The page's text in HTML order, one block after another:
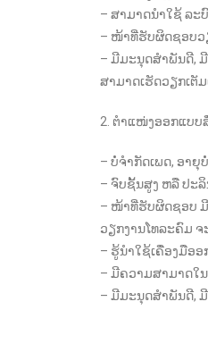
– ສາມາດນຳໃຊ້ ລະ
– ໜ້າທີ່ຮັບຜິດຊອບວ
– ມີມະນຸດສຳພັນດີ,
ສາມາດເຮັດວຽກເຕັ
2. ຕຳແໜ່ງອອກແບບ
– ບໍ່ຈຳກັດເພດ, ອາຍຸ
– ຈົບຊັ້ນສູງ ຫລື ປະ
– ໜ້າທີ່ຮັບຜິດຊອບ ມີ
ວຽກງານໂທລະຄົມ ຈ
– ຮູ້ນຳໃຊ້ເຄື່ອງມືອອ
– ມີຄວາມສາມາດໃ
– ມີມະນຸດສຳພັນດີ,